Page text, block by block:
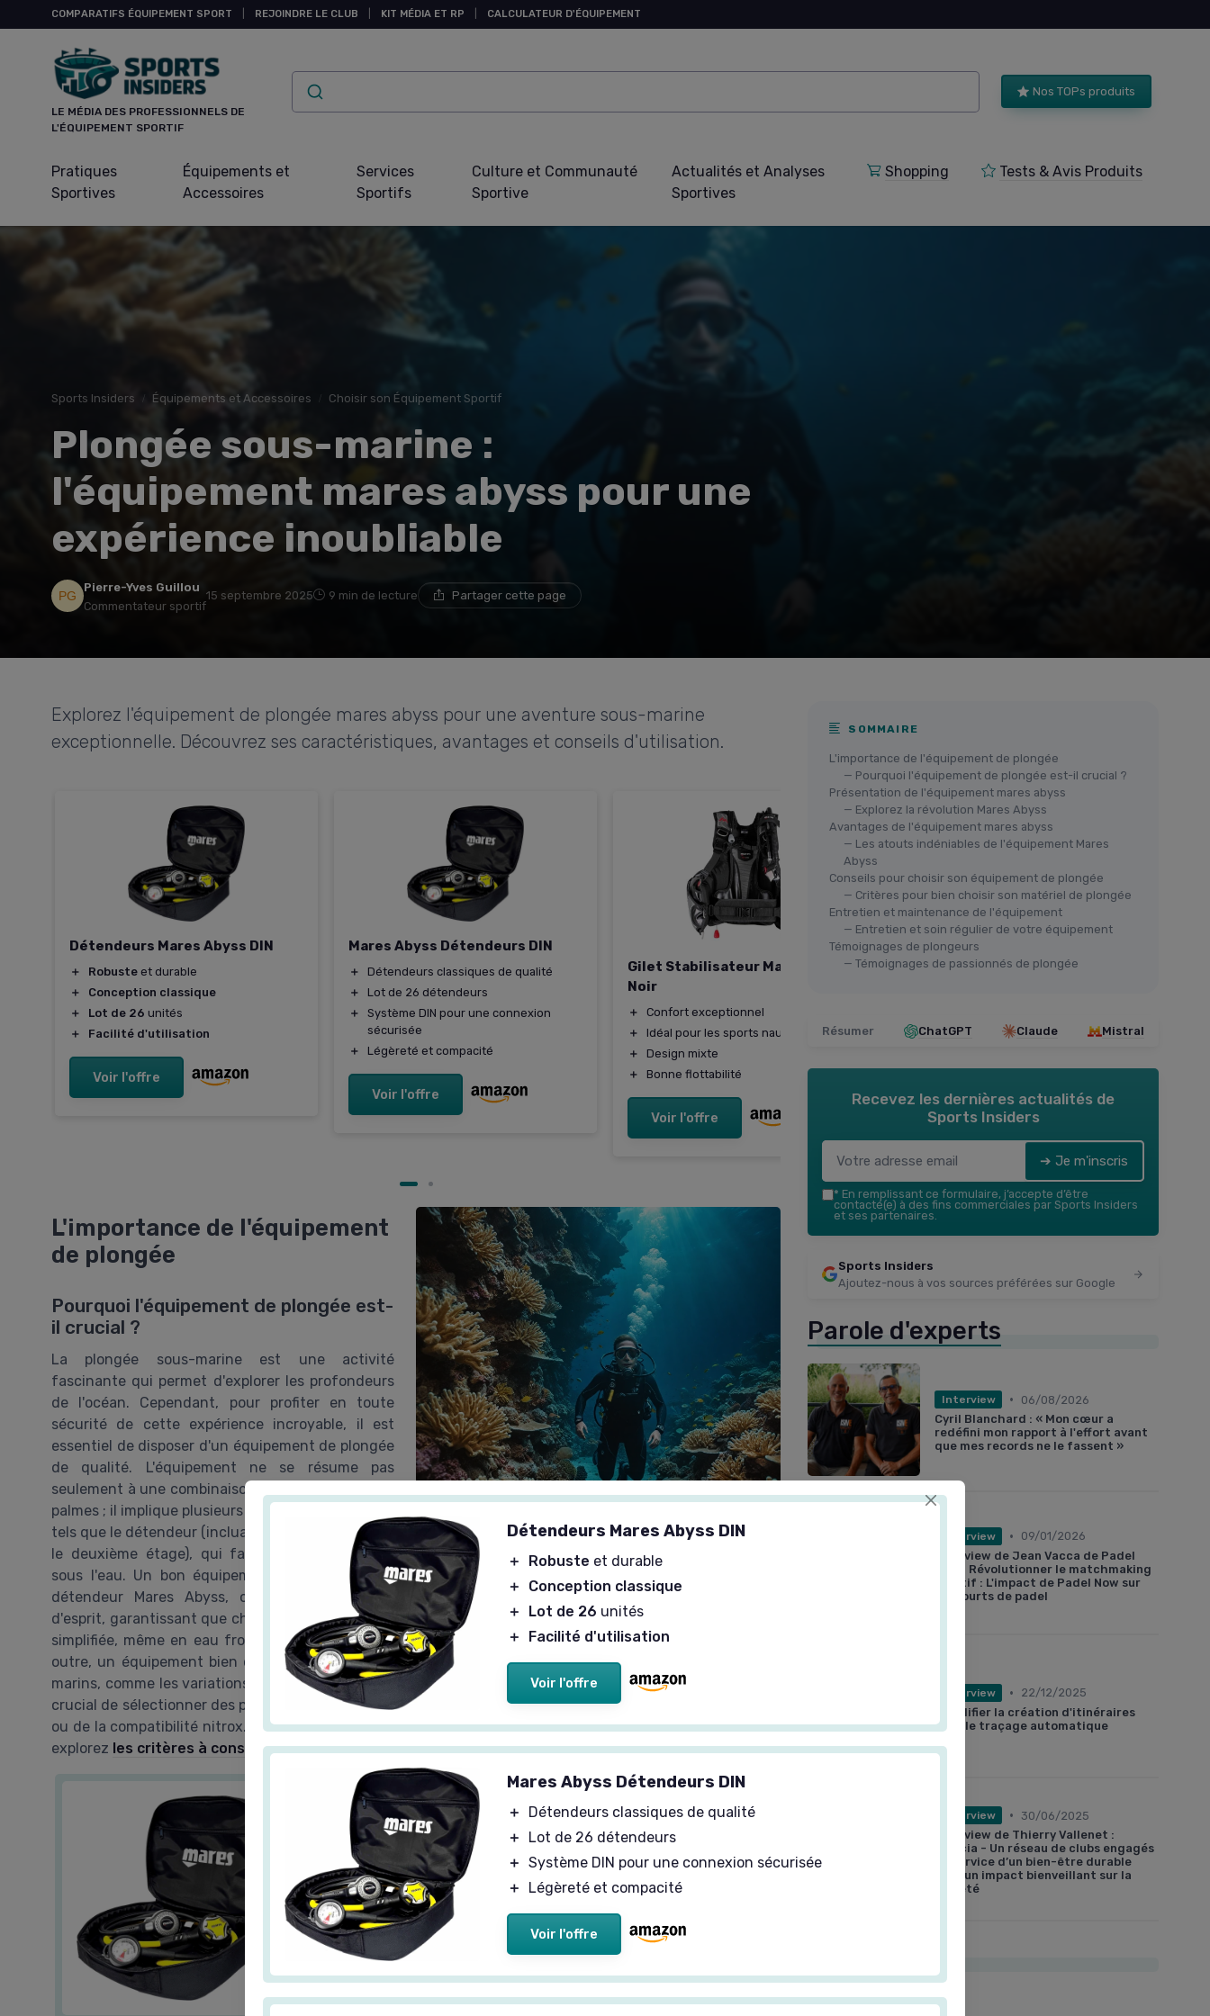
COMPARATIFS ÉQUIPEMENT SPORT REJOINDRE LE CLUB KIT MÉDIA ET RP CALCULATEUR D'ÉQUIPEMENT
LE MÉDIA DES PROFESSIONNELS DE
L'ÉQUIPEMENT SPORTIF
Nos TOPs produits
Pratiques
Sportives
Équipements et
Accessoires
Services
Sportifs
Culture et Communauté
Sportive
Actualités et Analyses
Sportives
Shopping Tests & Avis Produits
Sports Insiders Équipements et Accessoires Choisir son Équipement Sportif
Plongée sous-marine :
l'équipement mares abyss pour une
expérience inoubliable
Pierre-Yves Guillou
Commentateur sportif
15 septembre 2025 9 min de lecture Partager cette page
Explorez l'équipement de plongée mares abyss pour une aventure sous-marine
exceptionnelle. Découvrez ses caractéristiques, avantages et conseils d'utilisation.
Détendeurs Mares Abyss DIN
＋ Robuste et durable
＋
Conception classique
＋
Lot de 26 unités
＋
Facilité d'utilisation
Voir l'offre
Mares Abyss Détendeurs DIN
＋
Détendeurs classiques de qualité
＋
Lot de 26 détendeurs
＋
Système DIN pour une connexion
sécurisée
＋
Légèreté et compacité
Voir l'offre
Gilet Stabilisateur Mares Rock M
Noir
＋
Confort exceptionnel
＋
Idéal pour les sports nautiques
＋
Design mixte
＋
Bonne flottabilité
Voir l'offre
Régulateur Mares Abyss 22 Navy
II
＋ Performance excellentsous l'eau
＋ Facilité d'utilisation
Voir l'offre
L'importance de l'équipement
de plongée
Pourquoi l'équipement de plongée est-
il crucial ?
La plongée sous-marine est une activité
fascinante qui permet d'explorer les profondeurs
de l'océan. Cependant, pour profiter en toute
sécurité de cette expérience incroyable, il est
essentiel de disposer d'un équipement de plongée
de qualité. L'équipement ne se résume pas
seulement à une combinaison de plongée et à des
palmes ; il implique plusieurs éléments techniques,
tels que le détendeur (incluant le premier étage et
le deuxième étage), qui facilitent la respiration
sous l'eau. Un bon équipement, comme le pack
détendeur Mares Abyss, offre une tranquillité
d'esprit, garantissant que chaque plongée se déroule sans encombre. Il permet une respiration régulière et
simplifiée, même en eau froide, grâce à la technologie avancée et aux matériaux robustes employés. En
outre, un équipement bien choisi et entretenu vous protège des dangers potentiels associés aux fonds
marins, comme les variations de pression et les chocs. Avec tant d'options disponibles sur le marché, il est
crucial de sélectionner des produits adaptés à vos besoins spécifiques, qu'il s'agisse de la résistance à l'eau
ou de la compatibilité nitrox. Pour approfondir vos connaissances sur le choix de l'équipement de plongée,
explorez les critères à considérerpour faire un achat éclairé.
Détendeurs Mares Abyss DIN
Robuste
et durable
＋ Conception classique
＋ Lot de 26unités
＋ Facilité d'utilisation
SOMMAIRE
L'importance de l'équipement de plongée
— Pourquoi l'équipement de plongée est-il crucial ?
Présentation de l'équipement mares abyss
— Explorez la révolution Mares Abyss
Avantages de l'équipement mares abyss
— Les atouts indéniables de l'équipement Mares
Abyss
Conseils pour choisir son équipement de plongée
— Critères pour bien choisir son matériel de plongée
Entretien et maintenance de l'équipement
— Entretien et soin régulier de votre équipement
Témoignages de plongeurs
— Témoignages de passionnés de plongée
Résumer ChatGPT Claude Mistral
Recevez les dernières actualités de
Sports Insiders
➔ Je m'inscris
* En remplissant ce formulaire, j’accepte d’être
contacté(e) à des fins commerciales par Sports Insiders
et ses partenaires.
Sports Insiders
Ajoutez-nous à vos sources préférées sur Google
Parole d'experts
Interview •
06/08/2026
Cyril Blanchard : « Mon cœur a
redéfini mon rapport à l'effort avant
que mes records ne le fassent »
Interview •
09/01/2026
Interview de Jean Vacca de Padel
Now : Révolutionner le matchmaking
sportif : L'impact de Padel Now sur
les courts de padel
Interview •
22/12/2025
Simplifier la création d'itinéraires
avec le traçage automatique
Interview •
30/06/2025
Interview de Thierry Vallenet :
Elancia - Un réseau de clubs engagés
au service d’un bien-être durable
pour un impact bienveillant sur la
société
Détendeurs Mares Abyss DIN
＋ Robuste et durable
＋
Conception classique
＋
Lot de 26 unités
＋
Facilité d'utilisation
Voir l'offre
Mares Abyss Détendeurs DIN
＋
Détendeurs classiques de qualité
＋
Lot de 26 détendeurs
＋ Système DIN pour une connexion sécurisée
＋
Légèreté et compacité
Voir l'offre
Panneau de gestion des cookies